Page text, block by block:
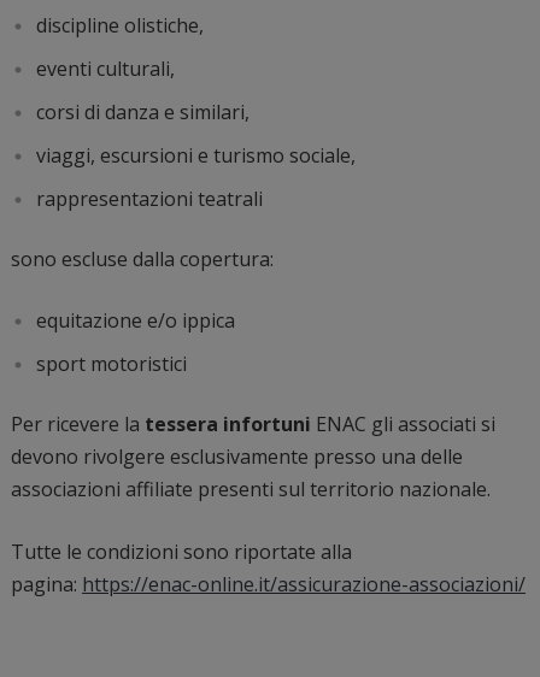
discipline olistiche,
eventi culturali,
corsi di danza e similari,
viaggi, escursioni e turismo sociale,
rappresentazioni teatrali
sono escluse dalla copertura:
equitazione e/o ippica
sport motoristici
Per ricevere la tessera infortuni ENAC gli associati si
devono rivolgere esclusivamente presso una delle
associazioni affiliate presenti sul territorio nazionale.
Tutte le condizioni sono riportate alla
pagina: https://enac-online.it/assicurazione-associazioni/